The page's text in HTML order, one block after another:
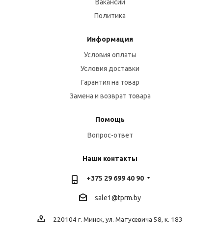
Вакансии
Политика
Информация
Условия оплаты
Условия доставки
Гарантия на товар
Замена и возврат товара
Помощь
Вопрос-ответ
Наши контакты
+375 29 699 40 90
sale1@tprm.by
220104 г. Минск, ул. Матусевича 58, к. 183